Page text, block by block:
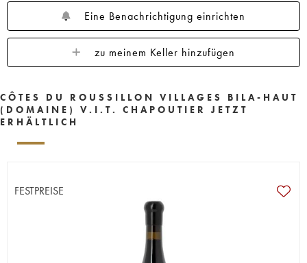
Eine Benachrichtigung einrichten
zu meinem Keller hinzufügen
CÔTES DU ROUSSILLON VILLAGES BILA-HAUT
(DOMAINE) V.I.T. CHAPOUTIER JETZT
ERHÄLTLICH
FESTPREISE